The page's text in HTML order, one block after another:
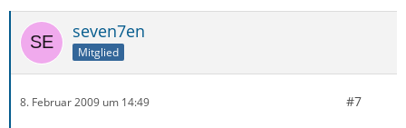
seven7en
Mitglied
8. Februar 2009 um 14:49 #7